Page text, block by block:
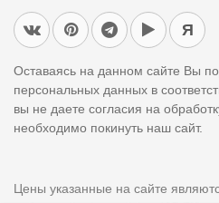
Я
Оставаясь на данном сайте Вы
персональных данных в
вы не даете согласия на
необходимо покинуть наш сайт.
Цены указанные на сайте являются